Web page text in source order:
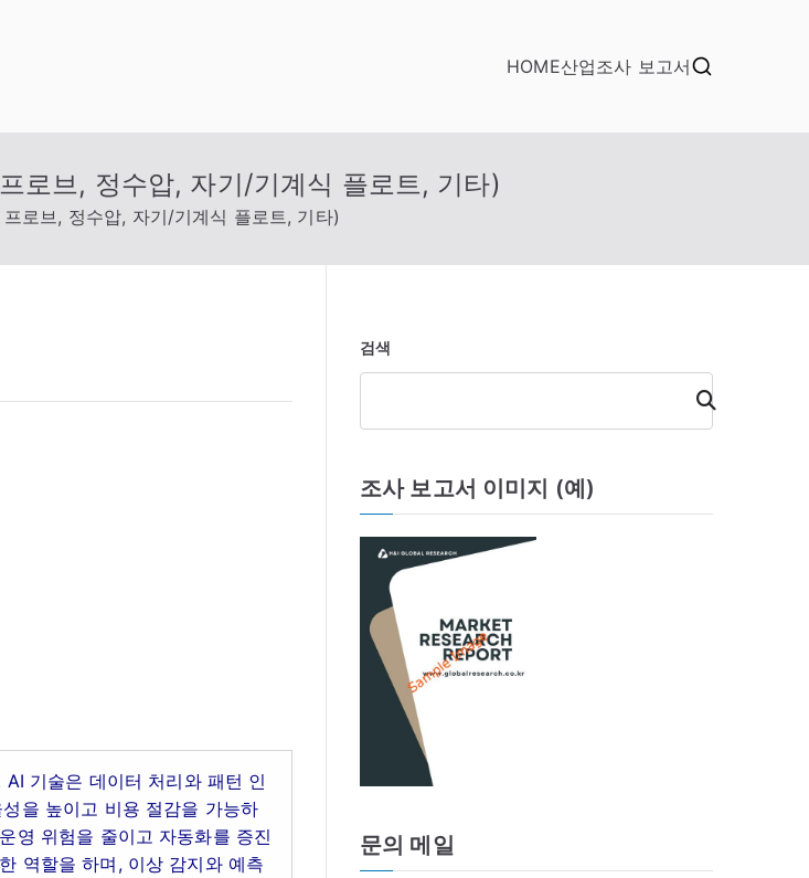
HOME산업조사 보고서
로브, 정수압, 자기/기계식 플로트, 기타)
로브, 정수압, 자기/기계식 플로트, 기타)
기술은 데이터 처리와 패턴 인
을 높이고 비용 절감을 가능하
영 위험을 줄이고 자동화를 증진
역할을 하며, 이상 감지와 예측
검색
검
색
조사 보고서 이미지 (예)
문의 메일